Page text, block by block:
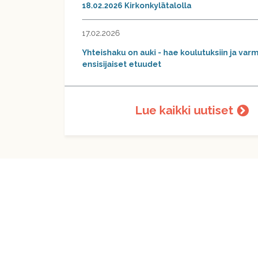
18.02.2026 Kirkonkylätalolla
17.02.2026
Yhteishaku on auki - hae koulutuksiin ja
ensisijaiset etuudet
Lue kaikki uutiset